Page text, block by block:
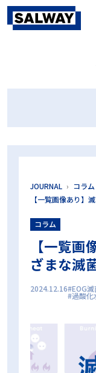
HPR診断
LTSF滅
インジケータ
ガイ
グローバル医科歯科
シナー・サークル
テストパック
バイオコンパク
ヒートシーラー
プロセスチャ
ロゴ
中央材料室
再生処理プロセス
変色不良
工程
日常出荷判定用
JOURNAL
コラム
【一覧画像あり】
コラム
【一覧
ざまな滅
2024.12.16 EOG滅
過酸化